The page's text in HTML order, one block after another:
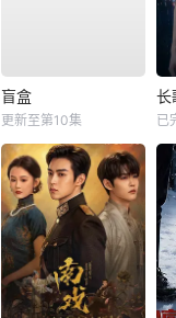
盲盒
更新至第10集
长
已